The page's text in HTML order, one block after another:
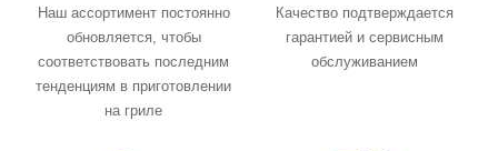
Наш ассортимент постоянно
обновляется, чтобы
соответствовать последним
тенденциям в приготовлении
на гриле
Качество подтверждается
гарантией и сервисным
обслуживанием